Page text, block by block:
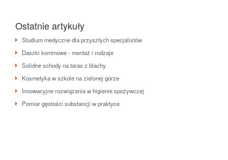
Ostatnie artykuły
Studium medyczne dla przyszłych specjalistów
Daszki kominowe - montaż i rodzaje
Solidne schody na taras z blachy.
Kosmetyka w szkole na zielonej górze
Innowacyjne rozwiązania w higienie spożywczej
Pomiar gęstości substancji w praktyce